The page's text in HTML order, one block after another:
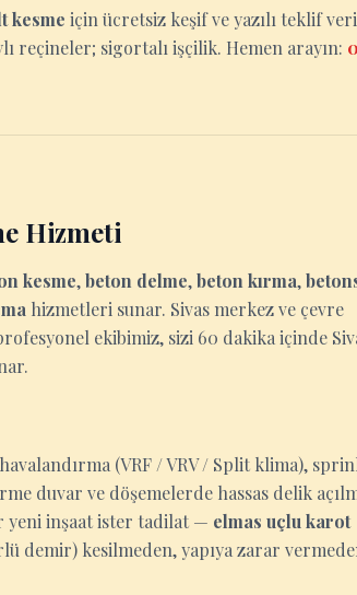
kesme için ücretsiz keşif ve yazılı teklif
reçineler; sigortalı işçilik. Hemen arayın:
Hizmeti
kesme,beton delme,beton kırma,
hizmetleri sunar. Sivas merkez ve çevre
ekibimiz, sizi 60 dakika içinde
(VRF / VRV / Split klima),
duvar ve döşemelerde hassas delik
yeni inşaat ister tadilat — elmas uçlu karot
demir) kesilmeden, yapıya zarar